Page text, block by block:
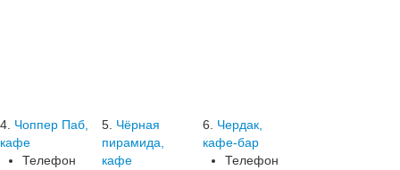
4. Чоппер Паб,
кафе
Телефон
5. Чёрная
пирамида,
кафе
6.
Чердак,
кафе-бар
Телефон